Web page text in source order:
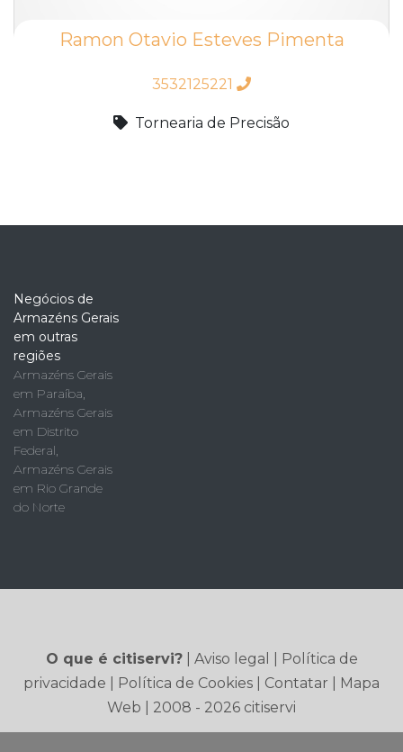
Ramon Otavio Esteves Pimenta
3532125221
Tornearia de Precisão
Negócios de
Armazéns Gerais
em outras
regiões
Armazéns Gerais
em Paraíba,
Armazéns Gerais
em Distrito
Federal,
Armazéns Gerais
em Rio Grande
do Norte
O que é citiservi?| Aviso legal
Política de
privacidade
Política de Cookies Contatar
Mapa
Web | 2008 - 2026 citiservi